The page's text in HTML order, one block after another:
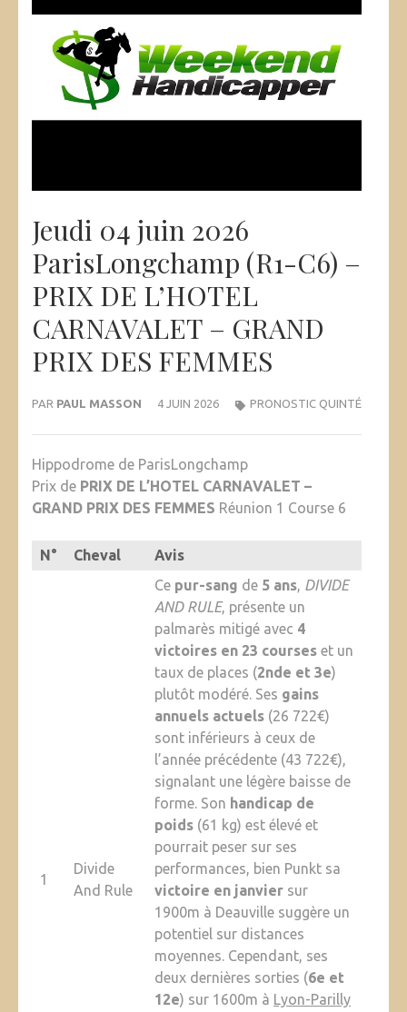
Jeudi 04 juin 2026
ParisLongchamp (R1-C6) –
PRIX DE L’HOTEL
CARNAVALET – GRAND
PRIX DES FEMMES
PAR PAUL MASSON 4 JUIN 2026 PRONOSTIC QUINTÉ
Hippodrome de ParisLongchamp
Prix de PRIX DE L’HOTEL CARNAVALET –
GRAND PRIX DES FEMMES Réunion 1 Course 6
N° Cheval Avis
1
Divide
And Rule
Ce pur-sang de 5 ans, DIVIDE
AND RULE, présente un
palmarès mitigé avec 4
victoires en 23 courseset un
taux de places (2nde et 3e)
plutôt modéré. Ses gains
annuels actuels(26 722€)
sont inférieurs à ceux de
l’année précédente (43 722€),
signalant une légère baisse de
forme. Son handicap de
poids(61 kg) est élevé et
pourrait peser sur ses
performances, bien Punkt sa
victoire en janviersur
1900m à Deauville suggère un
potentiel sur distances
moyennes. Cependant, ses
deux dernières sorties (6e et
12e) sur 1600m à Lyon-Parilly